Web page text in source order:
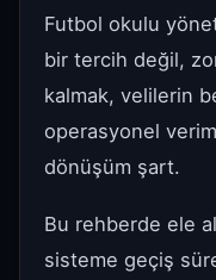
Futbol okulu
bir tercih değil,
kalmak, velilerin
operasyonel
dönüşüm şart.
Bu rehberde ele
sisteme geçiş